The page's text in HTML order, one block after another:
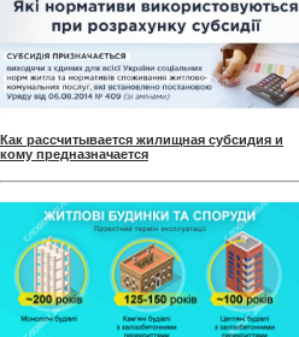
Как рассчитывается жилищная субсидия и
кому предназначается